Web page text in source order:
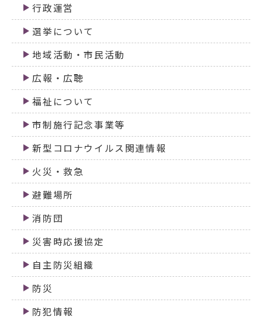
行政運営
選挙について
地域活動・市民活動
広報・広聴
福祉について
市制施行記念事業等
新型コロナウイルス関連情報
火災・救急
避難場所
消防団
災害時応援協定
自主防災組織
防災
防犯情報